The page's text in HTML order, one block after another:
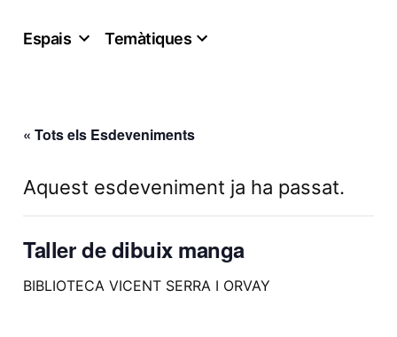
Espais Temàtiques
« Tots els Esdeveniments
Aquest esdeveniment ja ha passat.
Taller de dibuix manga
BIBLIOTECA VICENT SERRA I ORVAY